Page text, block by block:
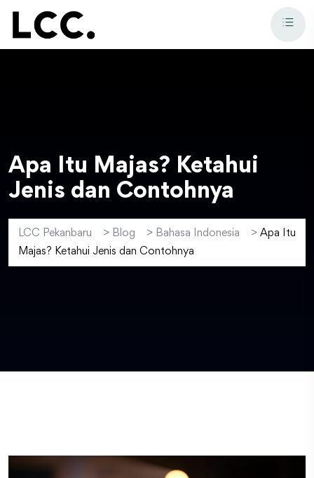
Apa Itu Majas? Ketahui
Jenis dan Contohnya
LCC Pekanbaru > Blog > Bahasa Indonesia > Apa Itu
Majas? Ketahui Jenis dan Contohnya